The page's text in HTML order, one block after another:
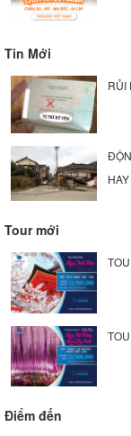
Tin Mới
RỦI
Tour mới
Điểm đến